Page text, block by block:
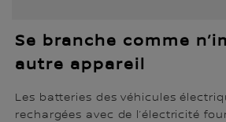
Se branche comme
autre appareil
Les batteries des véhicules
rechargées avec de l’électricité